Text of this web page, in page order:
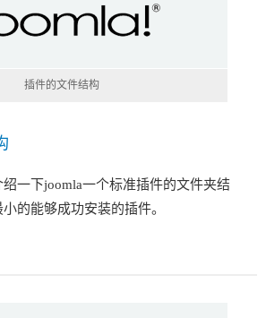
插件的文件结构
一下joomla一个标准插件的文件夹结
的能够成功安装的插件。